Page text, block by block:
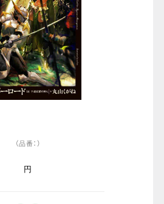
（品番：）
円